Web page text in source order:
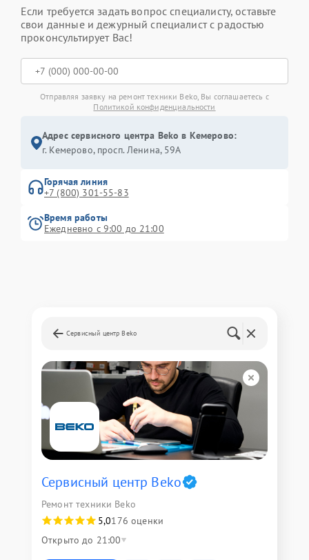
Если требуется задать вопрос специалисту, оставьте
свои данные и дежурный специалист с радостью
проконсультирует Вас!
Отправляя заявку на ремонт техники Beko, Вы соглашаетесь с
Политикой конфиденциальности
Адрес сервисного центра Beko в Кемерово:
г. Кемерово, просп. Ленина, 59А
Горячая линия
+7 (800) 301-55-83
Время работы
Ежедневно с 9:00 до 21:00
Сервисный центр Beko
Сервисный центр Beko
Ремонт техники Beko
5,0176 оценки
Открыто до 21:00